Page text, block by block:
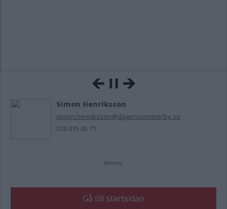
Simon Henriksson
simon.henriksson@dagensvimmerby.se
076 815 45 71
Annons:
Gå till startsidan